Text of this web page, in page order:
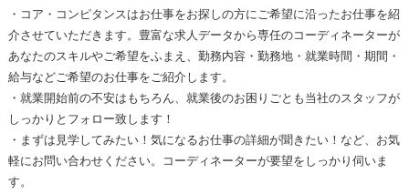
・コア・コンピタンスはお仕事をお探しの方にご希望に沿ったお仕事を紹
介させていただきます。豊富な求人データから専任のコーディネーターが
あなたのスキルやご希望をふまえ、勤務内容・勤務地・就業時間・期間・
給与などご希望のお仕事をご紹介します。
・就業開始前の不安はもちろん、就業後のお困りごとも当社のスタッフが
しっかりとフォロー致します！
・まずは見学してみたい！気になるお仕事の詳細が聞きたい！など、お気
軽にお問い合わせください。コーディネーターが要望をしっかり伺いま
す。